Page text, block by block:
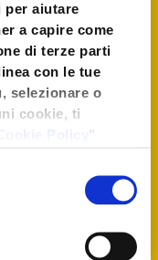
aiutare
a capire come
di terze parti
con le tue
selezionare o
cookie, ti
"
di premere
i
minuto.
e
con il